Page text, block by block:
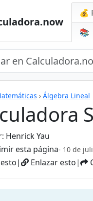
💰
📚
› Álgebra Lineal
Henrick Yau
esta página- 10 de
| Enlazar esto|